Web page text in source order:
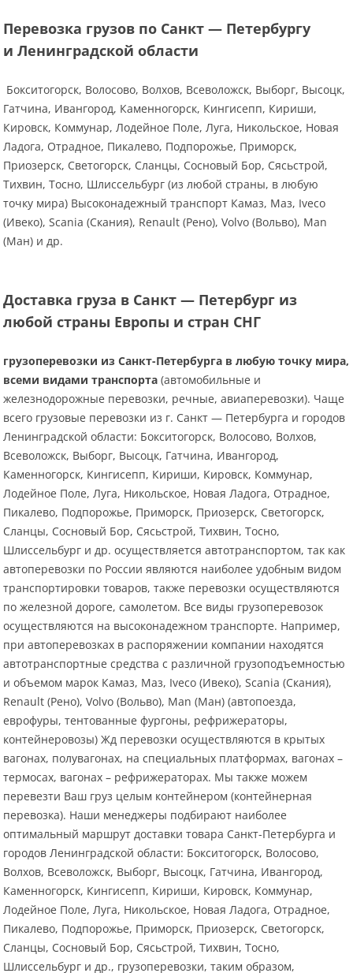
Перевозка грузов по Санкт — Петербургу
и Ленинградской области
Бокситогорск, Волосово, Волхов, Всеволожск, Выборг, Высоцк,
Гатчина, Ивангород, Каменногорск, Кингисепп, Кириши,
Кировск, Коммунар, Лодейное Поле, Луга, Никольское, Новая
Ладога, Отрадное, Пикалево, Подпорожье, Приморск,
Приозерск, Светогорск, Сланцы, Сосновый Бор, Сясьстрой,
Тихвин, Тосно, Шлиссельбург (из любой страны, в любую
точку мира) Высоконадежный транспорт Камаз, Маз, Iveco
(Ивеко), Scania (Скания), Renault (Рено), Volvo (Вольво), Man
(Ман) и др.
Доставка груза в Санкт — Петербург из
любой страны Европы и стран СНГ
грузоперевозки из Санкт-Петербурга в любую точку мира,
всеми видами транспорта(автомобильные и
железнодорожные перевозки, речные, авиаперевозки). Чаще
всего грузовые перевозки из г. Санкт — Петербурга и городов
Ленинградской области: Бокситогорск, Волосово, Волхов,
Всеволожск, Выборг, Высоцк, Гатчина, Ивангород,
Каменногорск, Кингисепп, Кириши, Кировск, Коммунар,
Лодейное Поле, Луга, Никольское, Новая Ладога, Отрадное,
Пикалево, Подпорожье, Приморск, Приозерск, Светогорск,
Сланцы, Сосновый Бор, Сясьстрой, Тихвин, Тосно,
Шлиссельбург и др. осуществляется автотранспортом, так как
автоперевозки по России являются наиболее удобным видом
транспортировки товаров, также перевозки осуществляются
по железной дороге, самолетом. Все виды грузоперевозок
осуществляются на высоконадежном транспорте. Например,
при автоперевозках в распоряжении компании находятся
автотранспортные средства с различной грузоподъемностью
и объемом марок Камаз, Маз, Iveco (Ивеко), Scania (Скания),
Renault (Рено), Volvo (Вольво), Man (Ман) (автопоезда,
еврофуры, тентованные фургоны, рефрижераторы,
контейнеровозы) Жд перевозки осуществляются в крытых
вагонах, полувагонах, на специальных платформах, вагонах –
термосах, вагонах – рефрижераторах. Мы также можем
перевезти Ваш груз целым контейнером (контейнерная
перевозка). Наши менеджеры подбирают наиболее
оптимальный маршрут доставки товара Санкт-Петербурга и
городов Ленинградской области: Бокситогорск, Волосово,
Волхов, Всеволожск, Выборг, Высоцк, Гатчина, Ивангород,
Каменногорск, Кингисепп, Кириши, Кировск, Коммунар,
Лодейное Поле, Луга, Никольское, Новая Ладога, Отрадное,
Пикалево, Подпорожье, Приморск, Приозерск, Светогорск,
Сланцы, Сосновый Бор, Сясьстрой, Тихвин, Тосно,
Шлиссельбург и др., грузоперевозки, таким образом,